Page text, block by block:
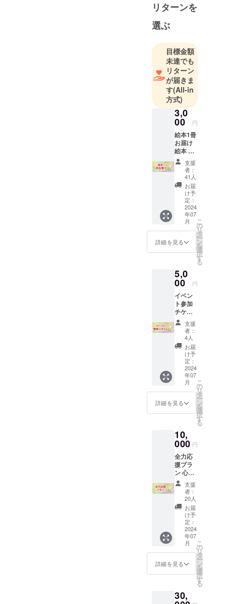
リターンを
選ぶ
目標金額
未達でも
リターン
が届きま
す(All-in
方式)
3,0
00 円
絵本1冊
お届け
絵本 1
冊をお
送りし
ます。
こころ
のドリ
ル(QR
コード
読み取
り)をお
送りし
ます。
支援
者：
41人
お届
け予
定：
2024
年07
月
詳細を見る
こ
の
リ
タ
ー
ン
を
選
択
す
る
5,0
00 円
イベン
ト参加
チケッ
ト 絵本
1 冊を
お送り
しま
す。 イ
ベント
参加チ
ケット
をお送
りさせ
ていた
だきま
ルズ・
神戸イ
ベント
ではお
子さま
の作品
を展示
させて
頂きま
す。) 保
育園・
幼稚
園・学
校・施
設への
寄贈 ※
イベン
りま
支援
者：
4人
お届
け予
定：
2024
年07
月
詳細を見る
こ
の
リ
タ
ー
ン
を
選
択
す
る
10,
000 円
全力応
援プラ
ン 心を
込めた
お礼の
メール
をお送
りしま
す。 プ
ロジェ
クトを
ただた
だ応援
してい
ただけ
ランに
支援
者：
20人
お届
け予
定：
2024
年07
月
詳細を見る
こ
の
リ
タ
ー
ン
を
選
択
す
る
30,